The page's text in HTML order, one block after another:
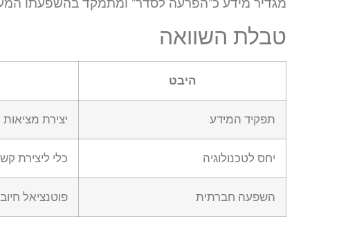
מגדיר מידע כ"הפרעה לסדר" ומתמקד בהשפעתו
טבלת השוואה
היבט
תפקיד המידע יצירת
יחס לטכנולוגיה כלי ליצירת
השפעה חברתית פוטנציאל